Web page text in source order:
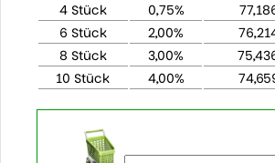
4 Stück
0,75%
6 Stück
2,00%
8 Stück
3,00%
10 Stück
4,00%